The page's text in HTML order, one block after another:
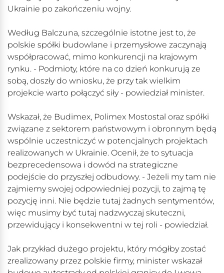
Ukrainie po zakończeniu wojny.
Według Balczuna, szczególnie istotne jest to, że
polskie spółki budowlane i przemysłowe zaczynają
współpracować, mimo konkurencji na krajowym
rynku. - Podmioty, które na co dzień konkurują ze
sobą, doszły do wniosku, że przy tak wielkim
projekcie warto połączyć siły - powiedział minister.
Wskazał, że Budimex, Polimex Mostostal oraz spółki
związane z sektorem państwowym i obronnym będą
wspólnie uczestniczyć w potencjalnych projektach
realizowanych w Ukrainie. Ocenił, że to sytuacja
bezprecedensowa i dowód na strategiczne
podejście do przyszłej odbudowy. - Jeżeli my tam nie
zajmiemy swojej odpowiedniej pozycji, to zajmą tę
pozycję inni. Nie będzie tutaj żadnych sentymentów,
więc musimy być tutaj nadzwyczaj skuteczni,
przewidujący i konsekwentni w tej roli - powiedział.
Jak przykład dużego projektu, który mógłby zostać
zrealizowany przez polskie firmy, minister wskazał